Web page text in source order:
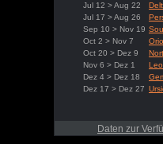
Jul 12 > Aug 22
Jul 17 > Aug 26
Sep 10 > Nov 19
Oct 2 > Nov 7
Oct 20 > Dez 9
Nov 6 > Dez 1
Dez 4 > Dez 18
Dez 17 > Dez 27
Daten zur